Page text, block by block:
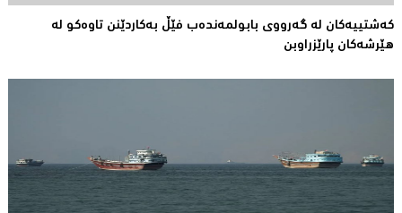
کەشتییەکان لە گەرووى بابولمەندەب فێڵ بەکاردێنن تاوەکو لە
هێرشەکان پارێزراوبن